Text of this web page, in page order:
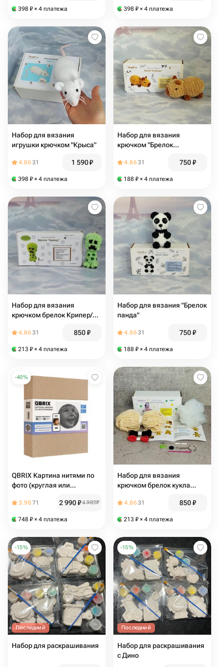
398 ₽ × 4 платежа 398 ₽ × 4 платежа
Набор для вязания
игрушки крючком "Крыса"
4.8631 1 590₽
398 ₽ × 4 платежа
Набор для вязания
крючком "Брелок
4.8631 750₽
188 ₽ × 4 платежа
Набор для вязания
крючком брелок Крипер/
4.8631 850₽
213 ₽ × 4 платежа
Набор для вязания "Брелок
панда"
4.8631 750₽
188 ₽ × 4 платежа
-40%
QBRIX Картина нитями по
фото (круглая или
своей фотографии на
3.9871 2 990₽4 983₽
748 ₽ × 4 платежа
Набор для вязания
крючком брелок кукла
4.8631 850₽
213 ₽ × 4 платежа
-15%
Последний
Набор для раскрашивания
-15%
Последний
Набор для раскрашивания
с Дино